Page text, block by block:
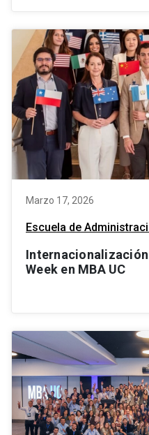
Marzo 17, 2026
Escuela de
Week en MBA UC